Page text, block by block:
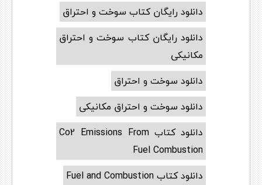
دانلود رایگان کتاب سوخت و احتراق
دانلود رایگان کتاب سوخت و احتراق
مکانیکی
دانلود سوخت و احتراق
دانلود سوخت و احتراق مکانیکی
دانلود کتاب Co2 Emissions From
Fuel Combustion
دانلود کتاب Fuel and Combustion